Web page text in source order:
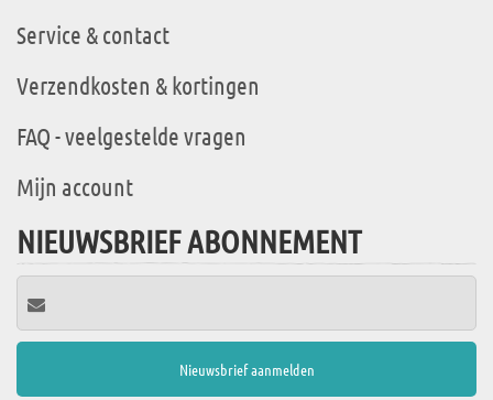
Service & contact
Verzendkosten & kortingen
FAQ - veelgestelde vragen
Mijn account
NIEUWSBRIEF ABONNEMENT